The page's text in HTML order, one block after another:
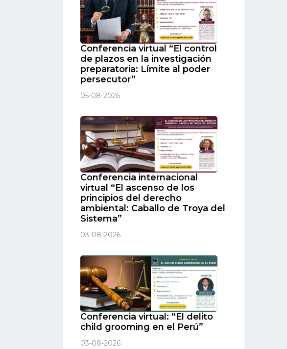
Conferencia virtual “El control
de plazos en la investigación
preparatoria: Límite al poder
persecutor”
05-08-2026
Conferencia internacional
virtual “El ascenso de los
principios del derecho
ambiental: Caballo de Troya del
Sistema”
03-08-2026
Conferencia virtual: “El delito
child grooming en el Perú”
03-08-2026